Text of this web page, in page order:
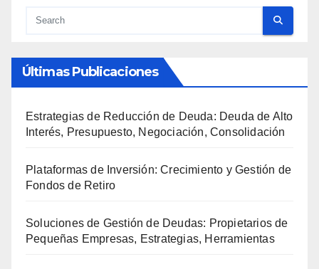
Últimas Publicaciones
Estrategias de Reducción de Deuda: Deuda de Alto
Interés, Presupuesto, Negociación, Consolidación
Plataformas de Inversión: Crecimiento y Gestión de
Fondos de Retiro
Soluciones de Gestión de Deudas: Propietarios de
Pequeñas Empresas, Estrategias, Herramientas